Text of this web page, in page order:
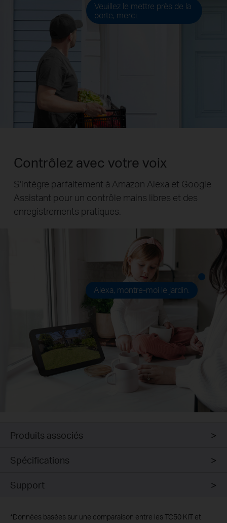
Veuillez le mettre près de la
porte, merci.
Alexa, montre-moi le jardin.
Contrôlez avec votre voix
S'intègre parfaitement à Amazon Alexa et Google
Assistant pour un contrôle mains libres et des
enregistrements pratiques.
Produits associés
Spécifications
Support
*Données basées sur une comparaison entre les TC50 KIT et